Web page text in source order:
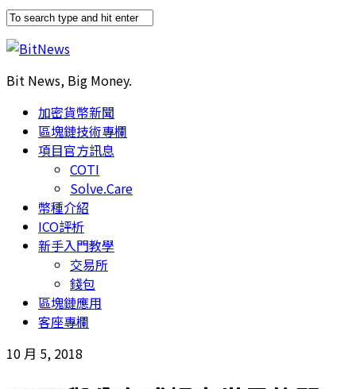
Bit News, Big Money.
加密貨幣新聞
區塊鏈技術專欄
項目官方訊息
COTI
Solve.Care
幣種介紹
ICO評析
新手入門教學
交易所
錢包
區塊鏈應用
客座專欄
10 月 5, 2018